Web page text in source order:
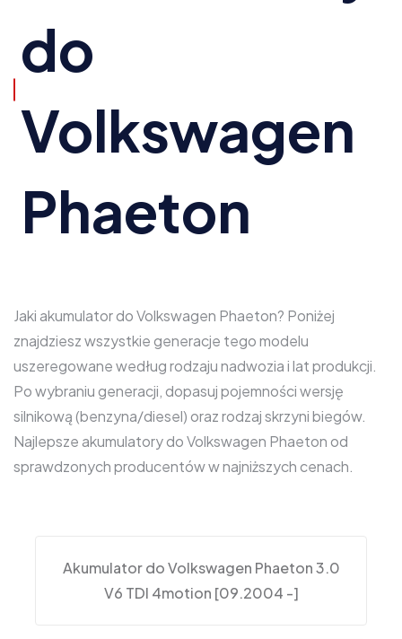
do
Volkswagen
Phaeton
Jaki akumulator do Volkswagen Phaeton? Poniżej
znajdziesz wszystkie generacje tego modelu
uszeregowane według rodzaju nadwozia i lat produkcji.
Po wybraniu generacji, dopasuj pojemności wersję
silnikową (benzyna/diesel) oraz rodzaj skrzyni biegów.
Najlepsze akumulatory do Volkswagen Phaeton od
sprawdzonych producentów w najniższych cenach.
Akumulator do Volkswagen Phaeton 3.0
V6 TDI 4motion [09.2004 -]